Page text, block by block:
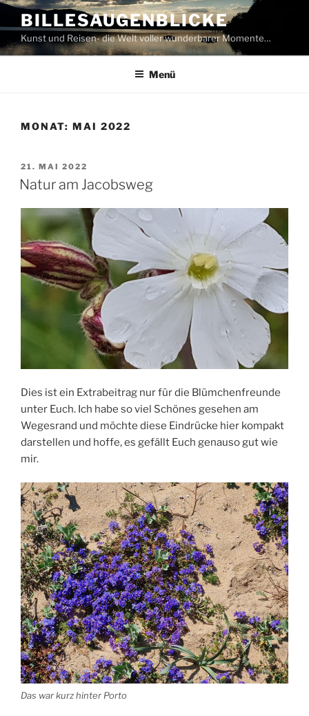
Zum
Inhalt
springen
BILLESAUGENBLICKE
Kunst und Reisen- die Welt voller wunderbarer Momente…
Menü
MONAT: MAI 2022
VERÖFFENTLICHT
AM
21. MAI 2022
Natur am Jacobsweg
Dies ist ein Extrabeitrag nur für die Blümchenfreunde
unter Euch. Ich habe so viel Schönes gesehen am
Wegesrand und möchte diese Eindrücke hier kompakt
darstellen und hoffe, es gefällt Euch genauso gut wie
mir.
Das war kurz hinter Porto